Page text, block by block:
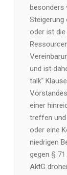
besonders
Steigerung
oder ist
und ist
talk“
einer
treffen und
oder eine
niedrigen
gegen §
AktG